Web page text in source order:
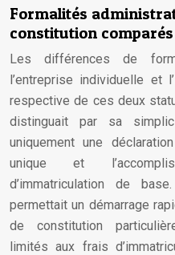
Formalités
constitution comparés
Les différences de
l’entreprise individuelle et
respective de ces deux
distinguait par sa
uniquement une
unique et
d’immatriculation de
permettait un démarrage
de constitution
limités aux frais